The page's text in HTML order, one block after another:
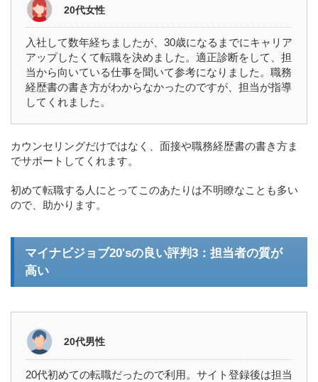
20代女性
入社して数年経ちましたが、30歳になるまでにキャリア
アップしたくて転職を決めました。適正診断をして、担
当から向いている仕事を聞いて参考になりました。職務
経歴書の書き方がわからなかったのですが、担当が指導
してくれました。
カウンセリングだけではなく、面接や職務経歴書の書き方ま
でサポートしてくれます。
初めて転職する人にとってこのあたりは不明瞭なことも多い
ので、助かります。
マイナビジョブ20'sの良い評判3：担当者の質が
高い
20代男性
20代初めての転職だったので利用。サイト登録後は担当